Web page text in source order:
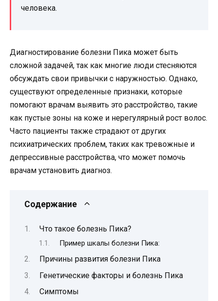
человека.
Диагностирование болезни Пика может быть
сложной задачей, так как многие люди стесняются
обсуждать свои привычки с наружностью. Однако,
существуют определенные признаки, которые
помогают врачам выявить это расстройство, такие
как пустые зоны на коже и нерегулярный рост волос.
Часто пациенты также страдают от других
психиатрических проблем, таких как тревожные и
депрессивные расстройства, что может помочь
врачам установить диагноз.
Содержание
Что такое болезнь Пика?
Пример шкалы болезни Пика:
Причины развития болезни Пика
Генетические факторы и болезнь Пика
Симптомы